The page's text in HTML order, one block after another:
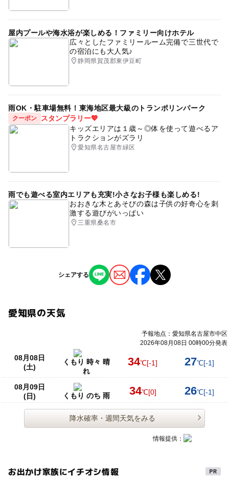
屋内プールや海水浴が楽しめる！ファミリー向けホテル
広々としたファミリールーム完備で三世代で
の宿泊にも大人気♪
静岡県賀茂郡東伊豆町
雨OK・駐車場無料！東海地区最大級のトランポリンパーク
クーポン
スタンプラリー💖
キッズエリアは１歳～◎体を使って遊べるア
トラクションがズラリ
愛知県名古屋市緑区
雨でも遊べる室内エリアも充実!小さなお子様も楽しめる!
おおきな木とあそびの森は子供の好奇心を刺
激する遊びがいっぱい
三重県桑名市
シェアする
愛知県の天気
予報地点：愛知県名古屋市中区
2026年08月08日 00時00分発表
08月08日
(土)
くもり 時々 晴
れ
34℃[-1] 27℃[-1]
08月09日
(日)
くもり のち 雨 34℃[0] 26℃[-1]
降水確率・週間天気をみる
情報提供：
お出かけ家族にイチオシ情報